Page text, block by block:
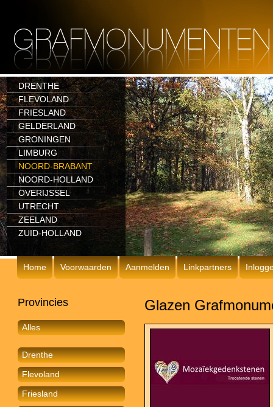
DRENTHE
FLEVOLAND
FRIESLAND
GELDERLAND
GRONINGEN
LIMBURG
NOORD-BRABANT
NOORD-HOLLAND
OVERIJSSEL
UTRECHT
ZEELAND
ZUID-HOLLAND
Home Voorwaarden Aanmelden Linkpartners
Provincies
Alles
Drenthe
Flevoland
Friesland
Glazen